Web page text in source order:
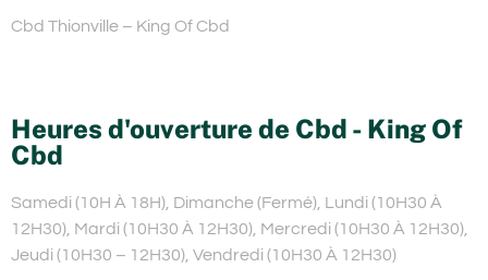
Cbd Thionville – King Of Cbd
Heures d'ouverture de Cbd - King Of
Cbd
Samedi (10H À 18H), Dimanche (Fermé), Lundi (10H30 À
12H30), Mardi (10H30 À 12H30), Mercredi (10H30 À 12H30),
Jeudi (10H30 – 12H30), Vendredi (10H30 À 12H30)